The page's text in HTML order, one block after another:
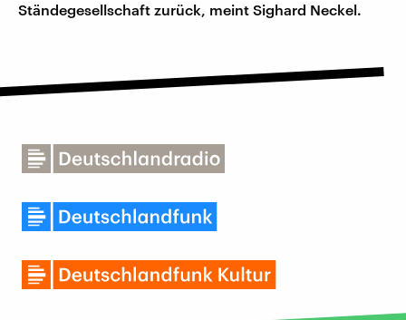
Ständegesellschaft zurück, meint Sighard Neckel.